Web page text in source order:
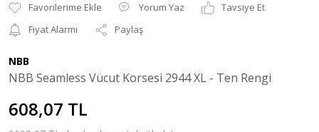
Yorum Yaz
Tavsiye Et
Fiyat Alarmı
Paylaş
NBB
NBB Seamless Vücut Korsesi 2944 XL - Ten Rengi
608,07 TL